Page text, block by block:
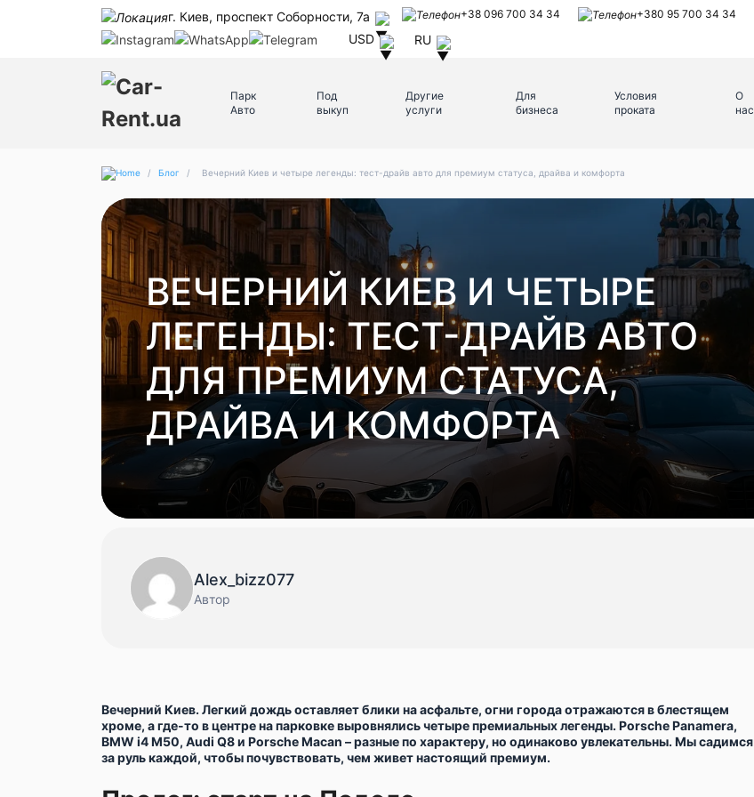
г. Киев, проспект Соборности, 7а +38 096 700 34 34 +380 95 700 34 34
USD RU
Парк
Авто
Под
выкуп
Другие
услуги
Для
бизнеса
Условия
проката
О
нас
/ Блог / Вечерний Киев и четыре легенды: тест-драйв авто для премиум статуса, драйва и комфорта
ВЕЧЕРНИЙ КИЕВ И ЧЕТЫРЕ
ЛЕГЕНДЫ: ТЕСТ-ДРАЙВ АВТО
ДЛЯ ПРЕМИУМ СТАТУСА,
ДРАЙВА И КОМФОРТА
Alex_bizz077
Автор
Вечерний Киев. Легкий дождь оставляет блики на асфальте, огни города отражаются в блестящем
хроме, а где-то в центре на парковке выровнялись четыре премиальных легенды. Porsche Panamera,
BMW i4 M50, Audi Q8 и Porsche Macan – разные по характеру, но одинаково увлекательны. Мы садимся
за руль каждой, чтобы почувствовать, чем живет настоящий премиум.